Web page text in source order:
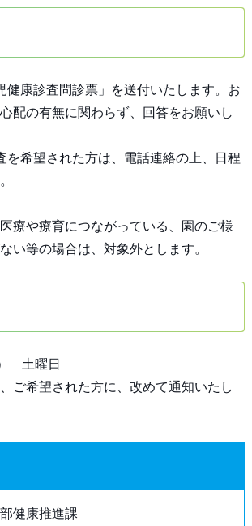
健康診査問診票」を送付いたします。お
配の有無に関わらず、回答をお願いし
を希望された方は、電話連絡の上、日程
療や療育につながっている、園のご様
い等の場合は、対象外とします。
土曜日
ご希望された方に、改めて通知いたし
健康推進課